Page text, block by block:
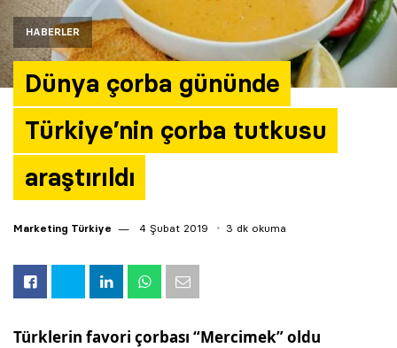
HABERLER
Dünya çorba gününde
Türkiye’nin çorba tutkusu
araştırıldı
Marketing Türkiye 4 Şubat 2019 3 dk okuma
Türklerin favori çorbası “Mercimek” oldu